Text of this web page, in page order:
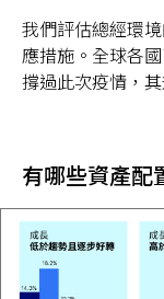
我們評估總經環
應措施。全球各
撐過此次疫情，
有哪些資產配